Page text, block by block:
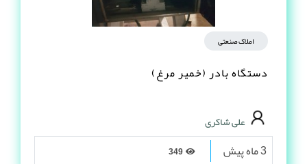
املاک صنعتی
دستگاه بادر (خمیر مرغ)
علی شاکری
3 ماه پیش